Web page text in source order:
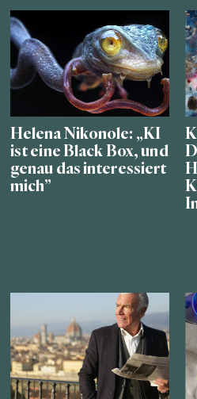
Helena Nikonole: „KI
ist eine Black Box, und
genau das interessiert
mich”